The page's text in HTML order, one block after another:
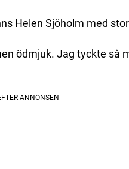
Helen Sjöholm med
ödmjuk. Jag tyckte så